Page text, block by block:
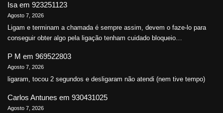
Isa em 923251123
Agosto 7, 2026
Ligam e terminam a chamada é sempre assim, devem o faze-lo para
conseguir obter algo pela ligação tenham cuidado bloqueio…
P M em 969522803
Agosto 7, 2026
ligaram, tocou 2 segundos e desligaram não atendi (nem tive tempo)
Carlos Antunes em 930431025
Agosto 7, 2026